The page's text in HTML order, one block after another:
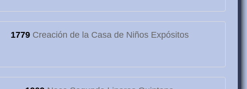
1779Creación de la Casa de Niños Expósitos